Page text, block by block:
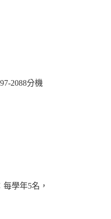
2088分機
學年5名，